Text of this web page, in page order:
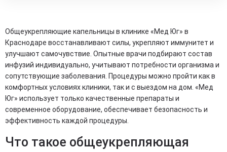
Общеукрепляющие капельницы в клинике «Мед Юг» в
Краснодаре восстанавливают силы, укрепляют иммунитет и
улучшают самочувствие. Опытные врачи подбирают состав
инфузий индивидуально, учитывают потребности организма и
сопутствующие заболевания. Процедуры можно пройти как в
комфортных условиях клиники, так и с выездом на дом. «Мед
Юг» использует только качественные препараты и
современное оборудование, обеспечивает безопасность и
эффективность каждой процедуры.
Что такое общеукрепляющая